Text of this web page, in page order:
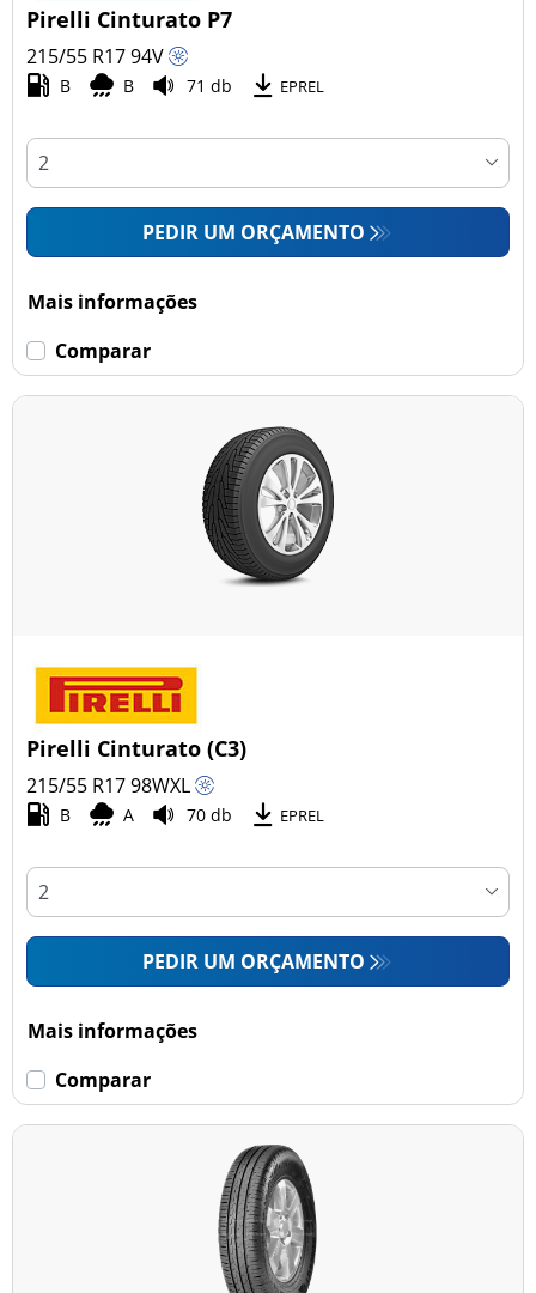
Pirelli Cinturato P7
215/55 R1794V
B B 71 db EPREL
PEDIR UM ORÇAMENTO
Mais informações
Comparar
Pirelli Cinturato (C3)
215/55 R1798WXL
B A 70 db EPREL
PEDIR UM ORÇAMENTO
Mais informações
Comparar